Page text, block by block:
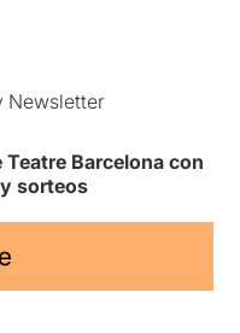
Newsletter
Barcelona con
sorteos